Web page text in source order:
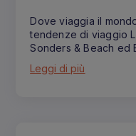
Dove viaggia il
tendenze di viaggio
Sonders & Beach ed
Leggi di più